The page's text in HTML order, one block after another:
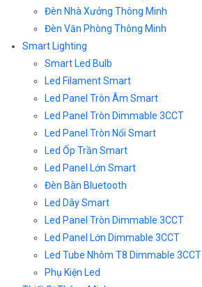
Đèn Nhà Xưởng Thông Minh
Đèn Văn Phòng Thông Minh
Smart Lighting
Smart Led Bulb
Led Filament Smart
Led Panel Tròn Âm Smart
Led Panel Tròn Dimmable 3CCT
Led Panel Tròn Nổi Smart
Led Ốp Trần Smart
Led Panel Lớn Smart
Đèn Bàn Bluetooth
Led Dây Smart
Led Panel Tròn Dimmable 3CCT
Led Panel Lớn Dimmable 3CCT
Led Tube Nhôm T8 Dimmable 3CCT
Phụ Kiện Led